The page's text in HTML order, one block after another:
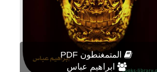
المتمغنطون PDF
ابراهيم عباس